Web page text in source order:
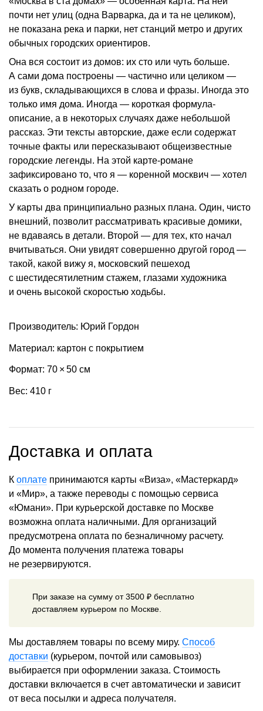
почти нет улиц (одна Варварка, да и та не целиком),
не показана река и парки, нет станций метро и других
обычных городских ориентиров.
Она вся состоит из домов: их сто или чуть больше.
А сами дома построены — частично или целиком —
из букв, складывающихся в слова и фразы. Иногда это
только имя дома. Иногда — короткая формула-
описание, а в некоторых случаях даже небольшой
рассказ. Эти тексты авторские, даже если содержат
точные факты или пересказывают общеизвестные
городские легенды. На этой карте-романе
зафиксировано то, что я — коренной москвич — хотел
сказать о родном городе.
У карты два принципиально разных плана. Один, чисто
внешний, позволит рассматривать красивые домики,
не вдаваясь в детали. Второй — для тех, кто начал
вчитываться. Они увидят совершенно другой город —
такой, какой вижу я, московский пешеход
с шестидесятилетним стажем, глазами художника
и очень высокой скоростью ходьбы.
Производитель: Юрий Гордон
Материал: картон с покрытием
Формат: 70 × 50 см
Вес: 410 г
Доставка и оплата
К оплате принимаются карты «Виза», «Мастеркард»
и «Мир», а также переводы с помощью сервиса
«Юмани». При курьерской доставке по Москве
возможна оплата наличными. Для организаций
предусмотрена оплата по безналичному расчету.
До момента получения платежа товары
не резервируются.
При заказе на сумму от 3500 ₽ бесплатно
доставляем курьером по Москве.
Мы доставляем товары по всему миру. Способ
доставки (курьером, почтой или самовывоз)
выбирается при оформлении заказа. Стоимость
доставки включается в счет автоматически и зависит
от веса посылки и адреса получателя.